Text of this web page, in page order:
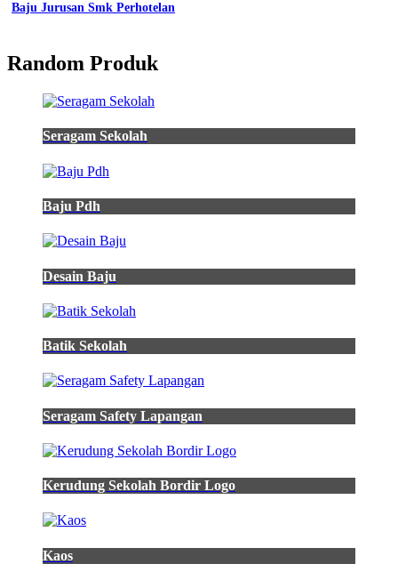
Baju Jurusan Smk Perhotelan
Random Produk
Seragam Sekolah
Baju Pdh
Desain Baju
Batik Sekolah
Seragam Safety Lapangan
Kerudung Sekolah Bordir Logo
Kaos